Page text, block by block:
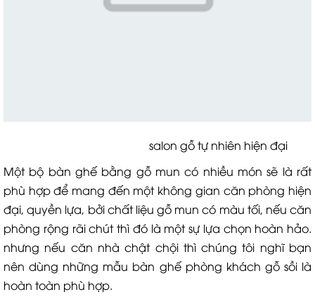
salon gỗ tự nhiên hiện đại
Một bộ bàn ghế bằng gỗ mun có nhiều món sẽ là rất
phù hợp để mang đến một không gian căn phòng hiện
đại, quyền lựa, bởi chất liệu gỗ mun có màu tối, nếu căn
phòng rộng rãi chút thì đó là một sự lựa chọn hoàn hảo.
nhưng nếu căn nhà chật chội thì chúng tôi nghĩ bạn
nên dùng những mẫu bàn ghế phòng khách gỗ sồi là
hoàn toàn phù hợp.